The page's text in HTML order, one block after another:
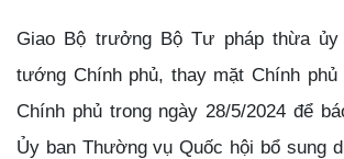
Giao Bộ trưởng Bộ Tư pháp thừa ủy
tướng Chính phủ, thay mặt Chính
Chính phủ trong ngày 28/5/2024 để
Ủy ban Thường vụ Quốc hội bổ sung